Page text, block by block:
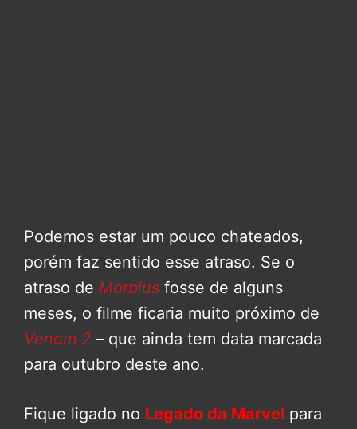
Podemos estar um pouco chateados,
porém faz sentido esse atraso. Se o
atraso de Morbius fosse de alguns
meses, o filme ficaria muito próximo de
Venom 2 – que ainda tem data marcada
para outubro deste ano.
Fique ligado no Legado da Marvel para